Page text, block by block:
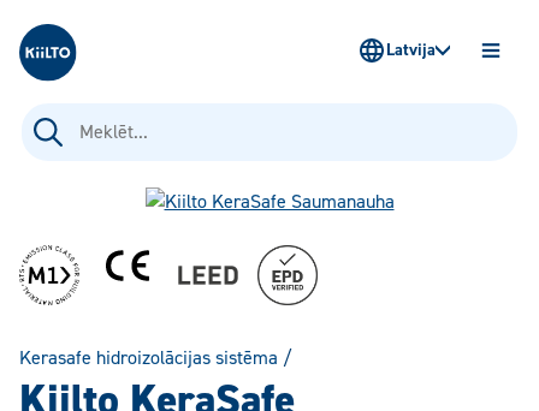
Kiilto Latvija
Meklēt:
Latvija
Kerasafe hidroizolācijas sistēma /